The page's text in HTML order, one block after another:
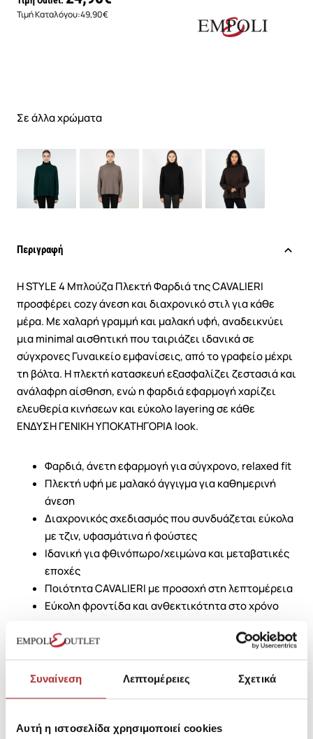
Συναίνεση Λεπτομέρειες Σχετικά
Αυτή η ιστοσελίδα χρησιμοποιεί cookies
Τιμή Καταλόγου:49,90€
Σε άλλα χρώματα
Περιγραφή
Η STYLE 4 Μπλούζα Πλεκτή Φαρδιά της CAVALIERI
προσφέρει cozy άνεση και διαχρονικό στιλ για κάθε
μέρα. Με χαλαρή γραμμή και μαλακή υφή, αναδεικνύει
μια minimal αισθητική που ταιριάζει ιδανικά σε
σύγχρονες Γυναικείο εμφανίσεις, από το γραφείο μέχρι
τη βόλτα. Η πλεκτή κατασκευή εξασφαλίζει ζεστασιά και
ανάλαφρη αίσθηση, ενώ η φαρδιά εφαρμογή χαρίζει
ελευθερία κινήσεων και εύκολο layering σε κάθε
ΕΝΔΥΣΗ ΓΕΝΙΚΗ ΥΠΟΚΑΤΗΓΟΡΙΑ look.
Φαρδιά, άνετη εφαρμογή για σύγχρονο, relaxed fit
Πλεκτή υφή με μαλακό άγγιγμα για καθημερινή
άνεση
Διαχρονικός σχεδιασμός που συνδυάζεται εύκολα
με τζιν, υφασμάτινα ή φούστες
Ιδανική για φθινόπωρο/χειμώνα και μεταβατικές
εποχές
Ποιότητα CAVALIERI με προσοχή στη λεπτομέρεια
Εύκολη φροντίδα και ανθεκτικότητα στο χρόνο
Αναβάθμισε τη γκαρνταρόμπα σου με μια πλεκτή
επιλογή που αποπνέει απλότητα και κομψότητα. Η
STYLE 4 Μπλούζα Πλεκτή Φαρδιά της CAVALIERI είναι το
must-have κομμάτι για Γυναικείο στυλ στην κατηγορία
ΕΝΔΥΣΗ ΓΕΝΙΚΗ ΥΠΟΚΑΤΗΓΟΡΙΑ, συνδυάζοντας
συνδυασμούς.